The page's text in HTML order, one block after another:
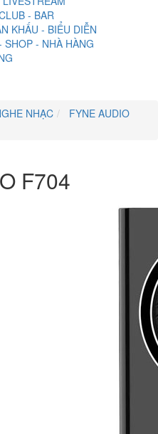
- BAR
KHẤU - BIỂU DIỄN
- NHÀ HÀNG
NHẠC
FYNE AUDIO
F704